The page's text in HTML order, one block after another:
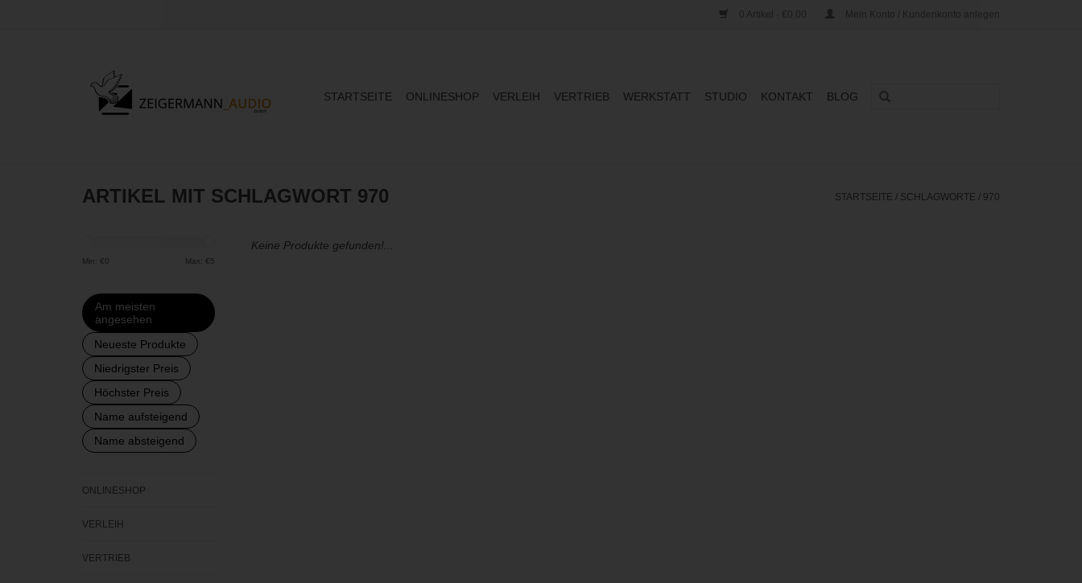
0 Artikel - €0,00 Mein Konto / Kundenkonto anlegen
STARTSEITE ONLINESHOP VERLEIH VERTRIEB WERKSTATT STUDIO KONTAKT BLOG
ARTIKEL MIT SCHLAGWORT 970 STARTSEITE / SCHLAGWORTE / 970
Min: € 0 Max: €5
Am meisten
angesehen
Neueste Produkte
Niedrigster Preis
Höchster Preis
Name aufsteigend
Name absteigend
ONLINESHOP
VERLEIH
VERTRIEB
Keine Produkte gefunden!...